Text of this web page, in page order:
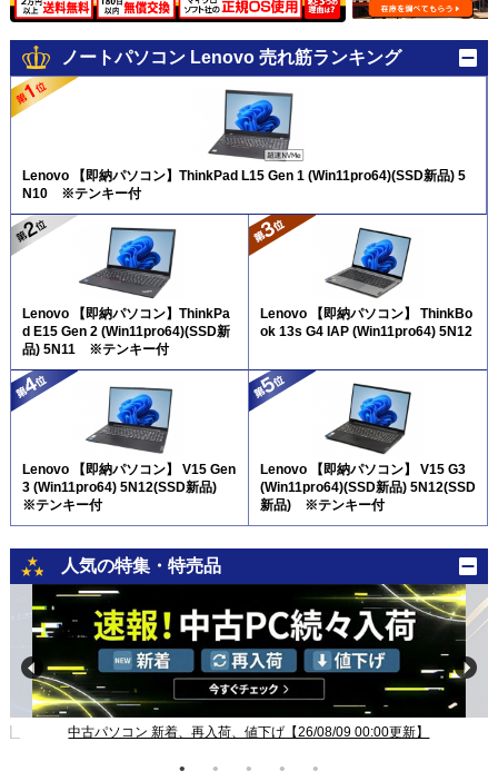
ノートパソコン Lenovo 売れ筋ランキング
Lenovo 【即納パソコン】ThinkPad L15 Gen 1 (Win11pro64)(SSD新品) 5
N10 ※テンキー付
Lenovo 【即納パソコン】ThinkPa
d E15 Gen 2 (Win11pro64)(SSD新
品) 5N11 ※テンキー付
Lenovo 【即納パソコン】 ThinkBo
ok 13s G4 IAP (Win11pro64) 5N12
Lenovo 【即納パソコン】 V15 Gen
3 (Win11pro64) 5N12(SSD新品)
※テンキー付
Lenovo 【即納パソコン】 V15 G3
(Win11pro64)(SSD新品) 5N12(SSD
新品) ※テンキー付
人気の特集・特売品
中古パソコン 新着、再入荷、値下げ【26/08/09 00:00更新】